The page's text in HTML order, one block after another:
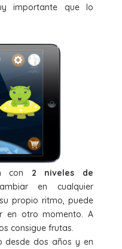
importante que lo
con 2 niveles de
en cualquier
propio ritmo, puede
en otro momento. A
consigue frutas.
desde dos años y en